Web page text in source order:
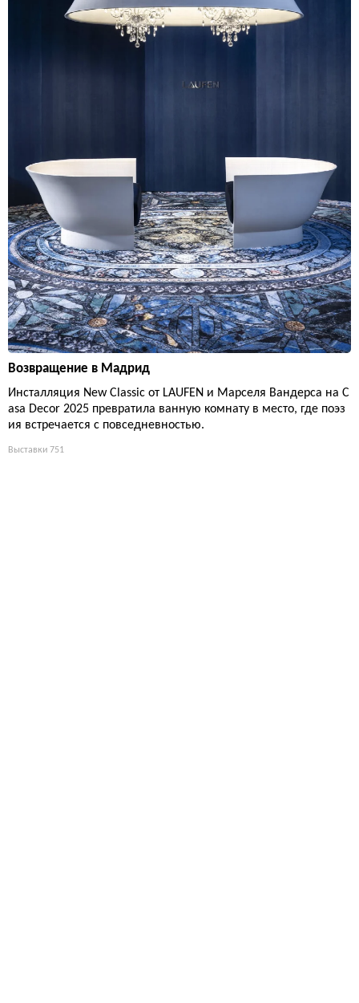
Возвращение в Мадрид
Инсталляция New Classic от LAUFEN и Марселя Вандерса на C
asa Decor 2025 превратила ванную комнату в место, где поэз
ия встречается с повседневностью.
Выставки 751